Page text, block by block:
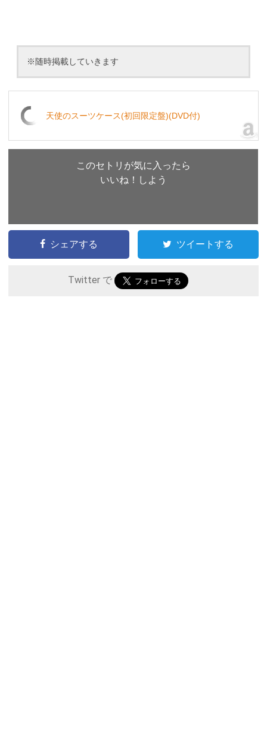
※随時掲載していきます
天使のスーツケース(初回限定盤)(DVD付)
このセトリが気に入ったら
いいね！しよう
シェアする ツイートする
Twitter で